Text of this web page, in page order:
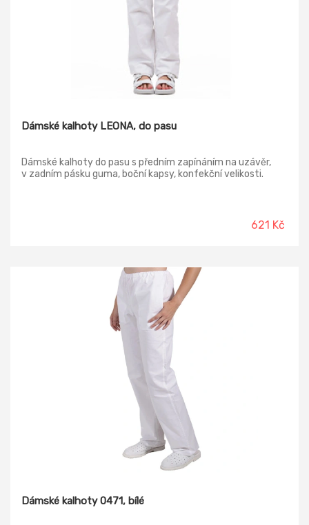
Dámské kalhoty LEONA, do pasu
Dámské kalhoty do pasu s předním zapínáním na uzávěr,
v zadním pásku guma, boční kapsy, konfekční velikosti.
621 Kč
Dámské kalhoty 0471, bílé